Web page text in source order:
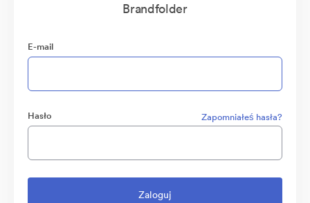
Brandfolder
E-mail
Hasło Zapomniałeś hasła?